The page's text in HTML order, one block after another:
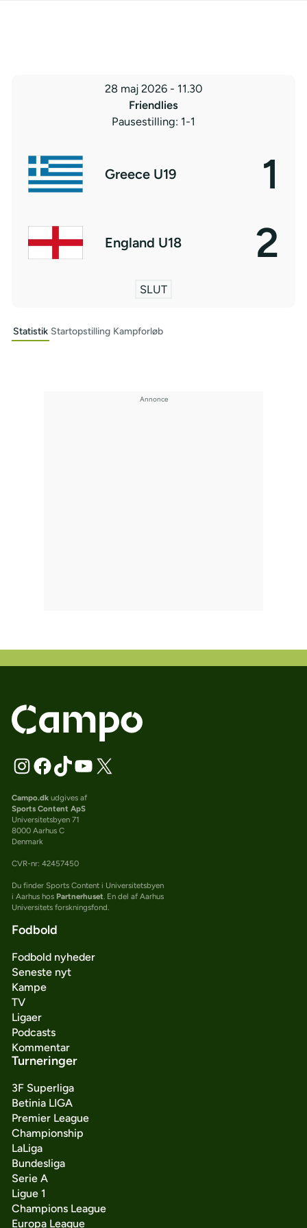
28 maj 2026 - 11.30
Friendlies
Pausestilling: 1-1
Greece U19 1
England U18 2
SLUT
Statistik Startopstilling Kampforløb
Campo.dkudgives af
Sports Content ApS
Universitetsbyen 71
8000 Aarhus C
Denmark
CVR-nr: 42457450
Du finder Sports Content i Universitetsbyen
i Aarhus hos Partnerhuset. En del af Aarhus
Universitets forskningsfond.
Fodbold
Fodbold nyheder
Seneste nyt
Kampe
TV
Ligaer
Podcasts
Kommentar
Turneringer
3F Superliga
Betinia LIGA
Premier League
Championship
LaLiga
Bundesliga
Serie A
Ligue 1
Champions League
Europa League